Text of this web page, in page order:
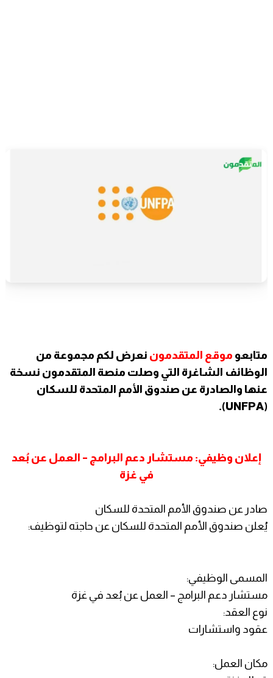
متابعو موقع المتقدمون نعرض لكم مجموعة من
الوظائف الشاغرة التي وصلت منصة المتقدمون نسخة
عنها والصادرة عن صندوق الأمم المتحدة للسكان
(UNFPA).
إعلان وظيفي: مستشار دعم البرامج – العمل عن بُعد
في غزة
صادر عن صندوق الأمم المتحدة للسكان
يُعلن صندوق الأمم المتحدة للسكان عن حاجته لتوظيف:
المسمى الوظيفي:
مستشار دعم البرامج – العمل عن بُعد في غزة
نوع العقد:
عقود واستشارات
مكان العمل: